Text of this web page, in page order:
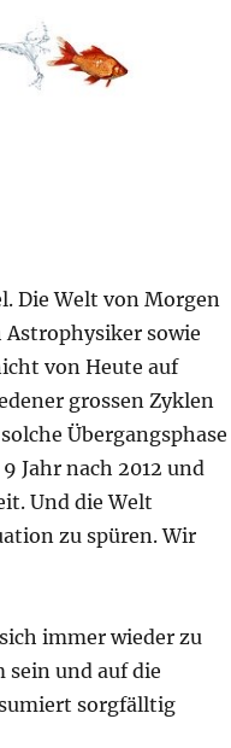
Die Welt von Morgen
Astrophysiker sowie
von Heute auf
grossen Zyklen
Übergangsphase
Jahr nach 2012 und
Und die Welt
zu spüren. Wir
immer wieder zu
sein und auf die
sorgfälltig